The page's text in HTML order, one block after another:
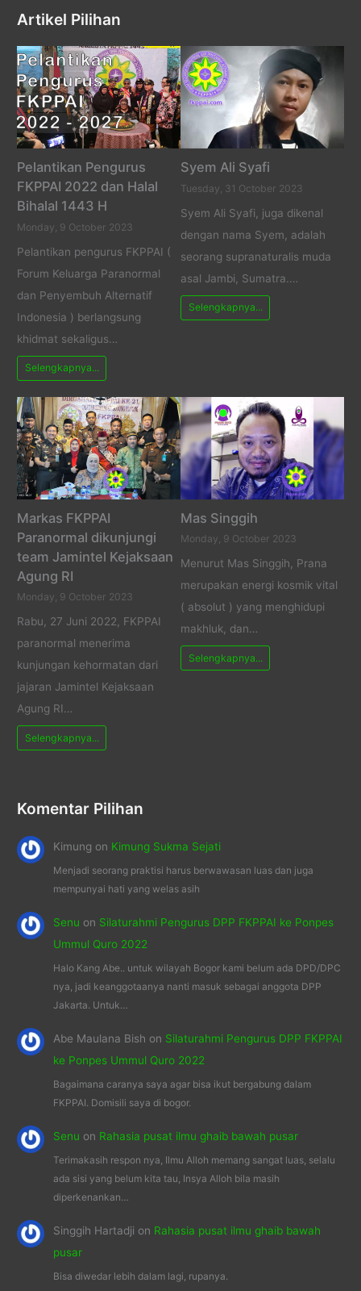
Artikel Pilihan
Pelantikan Pengurus
FKPPAI 2022 dan Halal
Bihalal 1443 H
Monday, 9 October 2023
Pelantikan pengurus FKPPAI (
Forum Keluarga Paranormal
dan Penyembuh Alternatif
Indonesia ) berlangsung
khidmat sekaligus…
Selengkapnya...
Syem Ali Syafi
Tuesday, 31 October 2023
Syem Ali Syafi, juga dikenal
dengan nama Syem, adalah
seorang supranaturalis muda
asal Jambi, Sumatra.…
Selengkapnya...
Markas FKPPAI
Paranormal dikunjungi
team Jamintel Kejaksaan
Agung RI
Monday, 9 October 2023
Rabu, 27 Juni 2022, FKPPAI
paranormal menerima
kunjungan kehormatan dari
jajaran Jamintel Kejaksaan
Agung RI…
Selengkapnya...
Mas Singgih
Monday, 9 October 2023
Menurut Mas Singgih, Prana
merupakan energi kosmik vital
( absolut ) yang menghidupi
makhluk, dan…
Selengkapnya...
Komentar Pilihan
Kimung on Kimung Sukma Sejati
Menjadi seorang praktisi harus berwawasan luas dan juga
mempunyai hati yang welas asih
Senu on Silaturahmi Pengurus DPP FKPPAI ke Ponpes
Ummul Quro 2022
Halo Kang Abe.. untuk wilayah Bogor kami belum ada DPD/DPC
nya, jadi keanggotaanya nanti masuk sebagai anggota DPP
Jakarta. Untuk…
Abe Maulana Bish on Silaturahmi Pengurus DPP FKPPAI
ke Ponpes Ummul Quro 2022
Bagaimana caranya saya agar bisa ikut bergabung dalam
FKPPAI. Domisili saya di bogor.
Senu on Rahasia pusat ilmu ghaib bawah pusar
Terimakasih respon nya, Ilmu Alloh memang sangat luas, selalu
ada sisi yang belum kita tau, Insya Alloh bila masih
diperkenankan…
Singgih Hartadjion Rahasia pusat ilmu ghaib bawah
pusar
Bisa diwedar lebih dalam lagi, rupanya.